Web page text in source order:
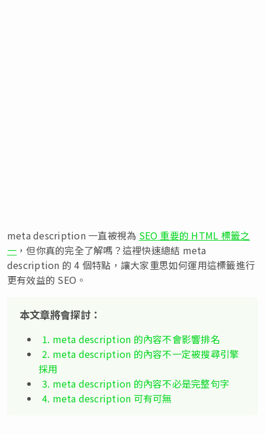
meta description 一直被視為 SEO 重要的 HTML 標籤之
一 ，但你真的完全了解嗎？這裡快速總結 meta
description 的 4 個特點，讓大家重思如何運用這標籤進行
更有效益的 SEO。
本文章將會探討：
1. meta description 的內容不會影響排名
2. meta description 的內容不一定被搜尋引擎
採用
3. meta description 的內容不必是完整句字
4. meta description 可有可無